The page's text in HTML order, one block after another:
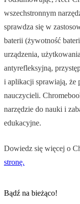
wszechstronnym
sprawdza się w
baterii (żywotność
urządzenia,
antyrefleksyjną,
i aplikacji sprawiają, że
nauczycieli.
narzędzie do nauki i
edukacyjne.
Dowiedz się więcej o
stronę.
Bądź na bieżąco!